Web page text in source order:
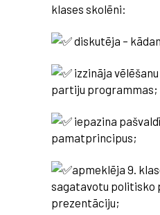
klases skolēni:
diskutēja –
izzināja
partiju programmas;
iepazina
pamatprincipus;
apmeklēja 9.
sagatavotu politisko
prezentāciju;